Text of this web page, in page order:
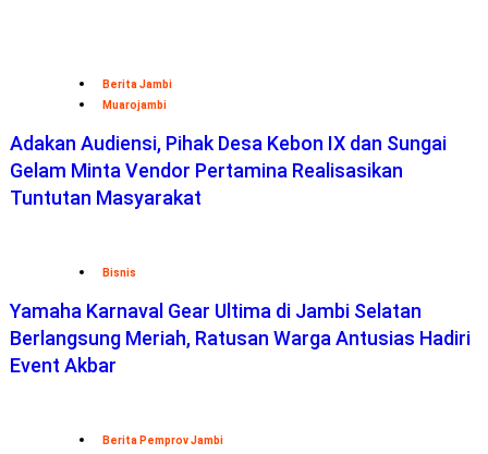
Berita Jambi
Muarojambi
Adakan Audiensi, Pihak Desa Kebon IX dan Sungai
Gelam Minta Vendor Pertamina Realisasikan
Tuntutan Masyarakat
Bisnis
Yamaha Karnaval Gear Ultima di Jambi Selatan
Berlangsung Meriah, Ratusan Warga Antusias Hadiri
Event Akbar
Berita Pemprov Jambi